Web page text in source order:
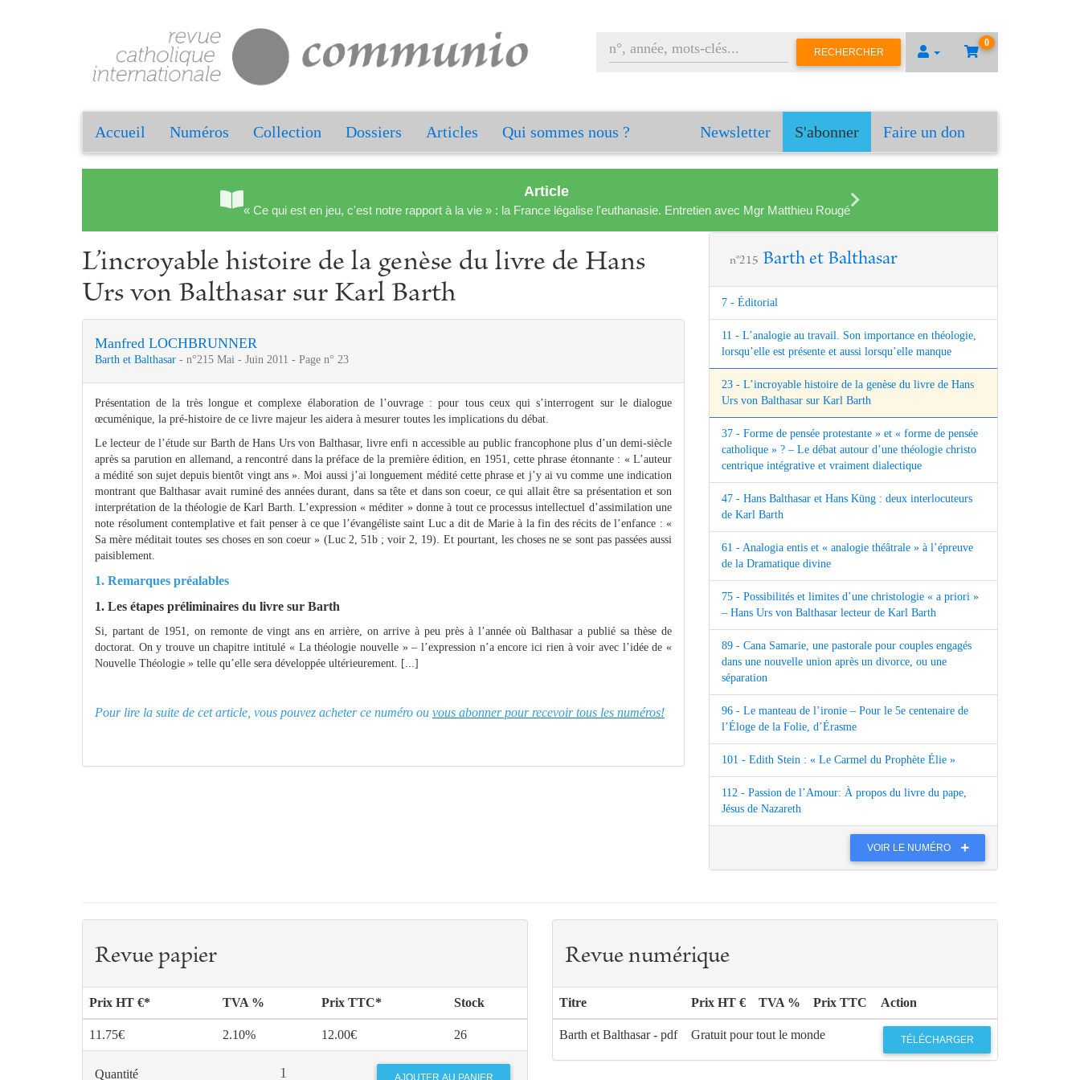
0
RECHERCHER
Accueil Numéros Collection Dossiers Articles Qui sommes nous ? Newsletter S'abonner Faire un don
Article
« Ce qui est en jeu, c'est notre rapport à la vie » : la France légalise l'euthanasie. Entretien avec Mgr Matthieu Rougé
L’incroyable histoire de la genèse du livre de Hans
Urs von Balthasar sur Karl Barth
Manfred LOCHBRUNNER
Barth et Balthasar - n°215 Mai - Juin 2011 - Page n° 23
Présentation de la très longue et complexe élaboration de l’ouvrage : pour tous ceux qui s’interrogent sur le dialogue
œcuménique, la pré-histoire de ce livre majeur les aidera à mesurer toutes les implications du débat.
Le lecteur de l’étude sur Barth de Hans Urs von Balthasar, livre enfi n accessible au public francophone plus d’un demi-siècle
après sa parution en allemand, a rencontré dans la préface de la première édition, en 1951, cette phrase étonnante : « L’auteur
a médité son sujet depuis bientôt vingt ans ». Moi aussi j’ai longuement médité cette phrase et j’y ai vu comme une indication
montrant que Balthasar avait ruminé des années durant, dans sa tête et dans son coeur, ce qui allait être sa présentation et son
interprétation de la théologie de Karl Barth. L’expression « méditer » donne à tout ce processus intellectuel d’assimilation une
note résolument contemplative et fait penser à ce que l’évangéliste saint Luc a dit de Marie à la fin des récits de l’enfance : «
Sa mère méditait toutes ses choses en son coeur » (Luc 2, 51b ; voir 2, 19). Et pourtant, les choses ne se sont pas passées aussi
paisiblement.
1. Remarques préalables
1. Les étapes préliminaires du livre sur Barth
Si, partant de 1951, on remonte de vingt ans en arrière, on arrive à peu près à l’année où Balthasar a publié sa thèse de
doctorat. On y trouve un chapitre intitulé « La théologie nouvelle » – l’expression n’a encore ici rien à voir avec l’idée de «
Nouvelle Théologie » telle qu’elle sera développée ultérieurement. [...]
Pour lire la suite de cet article, vous pouvez acheter ce numéro ou vous abonner pour recevoir tous les numéros!
n°215 Barth et Balthasar
7 - Éditorial
11 - L’analogie au travail. Son importance en théologie,
lorsqu’elle est présente et aussi lorsqu’elle manque
23 - L’incroyable histoire de la genèse du livre de Hans
Urs von Balthasar sur Karl Barth
37 - Forme de pensée protestante » et « forme de pensée
catholique » ? – Le débat autour d’une théologie christo
centrique intégrative et vraiment dialectique
47 - Hans Balthasar et Hans Küng : deux interlocuteurs
de Karl Barth
61 - Analogia entis et « analogie théâtrale » à l’épreuve
de la Dramatique divine
75 - Possibilités et limites d’une christologie « a priori »
– Hans Urs von Balthasar lecteur de Karl Barth
89 - Cana Samarie, une pastorale pour couples engagés
dans une nouvelle union après un divorce, ou une
séparation
96 - Le manteau de l’ironie – Pour le 5e centenaire de
l’Éloge de la Folie, d’Érasme
101 - Edith Stein : « Le Carmel du Prophète Élie »
112 - Passion de l’Amour: À propos du livre du pape,
Jésus de Nazareth
VOIR LE NUMÉRO
Revue papier
Prix HT €* TVA % Prix TTC* Stock
11.75€ 2.10% 12.00€ 26
Quantité
Revue numérique
Titre Prix HT € TVA % Prix TTC Action
Barth et Balthasar - pdf Gratuit pour tout le monde TÉLÉCHARGER